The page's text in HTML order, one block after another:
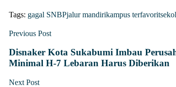
Tags: gagal SNBPjalur mandirikampus terfavorit
Previous Post
Disnaker Kota Sukabumi Imbau
Minimal H-7 Lebaran Harus Diberikan
Next Post